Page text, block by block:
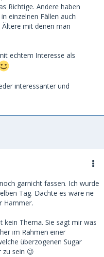
Richtige. Andere haben
einzelnen Fällen auch
mit denen man
echtem Interesse als
interessanter und
garnicht fassen. Ich wurde
Tag. Dachte es wäre ne
Hammer.
kein Thema. Sie sagt mir was
im Rahmen einer
überzogenen Sugar
zu sein 😉